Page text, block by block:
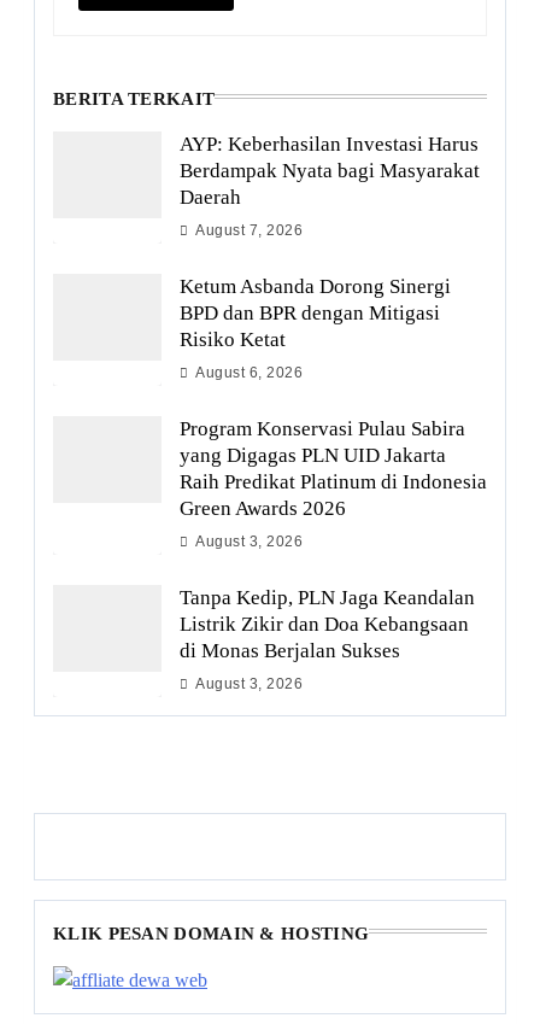
BERITA TERKAIT
AYP: Keberhasilan Investasi Harus
Berdampak Nyata bagi Masyarakat
Daerah
August 7, 2026
Ketum Asbanda Dorong Sinergi
BPD dan BPR dengan Mitigasi
Risiko Ketat
August 6, 2026
Program Konservasi Pulau Sabira
yang Digagas PLN UID Jakarta
Raih Predikat Platinum di Indonesia
Green Awards 2026
August 3, 2026
Tanpa Kedip, PLN Jaga Keandalan
Listrik Zikir dan Doa Kebangsaan
di Monas Berjalan Sukses
August 3, 2026
KLIK PESAN DOMAIN & HOSTING